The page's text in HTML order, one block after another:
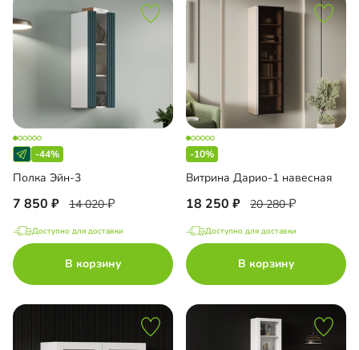
-44%
Полка Эйн-3
7 850 14 020
Доступно для доставки
В корзину
-10%
Витрина Дарио-1 навесная
18 250 20 280
Доступно для доставки
В корзину